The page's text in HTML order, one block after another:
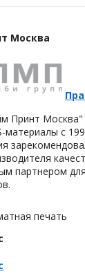
Москва
Принт Москва"
материалы с
партнером
печать